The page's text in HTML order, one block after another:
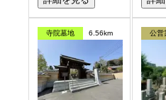
寺院墓地 6.56km 公営